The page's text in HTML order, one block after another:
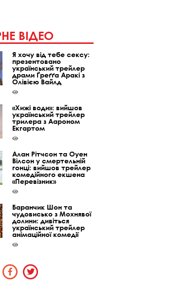
ВІДЕО
Я хочу від тебе сексу:
презентовано
український трейлер
драми Ґреґґа Аракі з
Олівією Вайлд
«Хижі води»: вийшов
український трейлер
трилера з Аароном
Екгартом
Алан Рітчсон та Оуен
Вілсон у смертельній
гонці: вийшов трейлер
комедійного екшена
«Перевізник»
Баранчик Шон та
чудовисько з Мохнявої
долини: дивіться
український трейлер
анімаційної комедії